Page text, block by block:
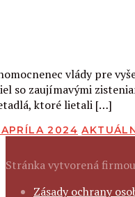
vlády pre
so zaujímavými
ktoré lietali […]
2024
Stránka vytvorená firmou
FOOTERZásady ochrany